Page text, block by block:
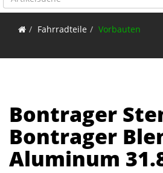
Fahrradteile Vorbauten
Bontrager
Bontrager
Aluminum